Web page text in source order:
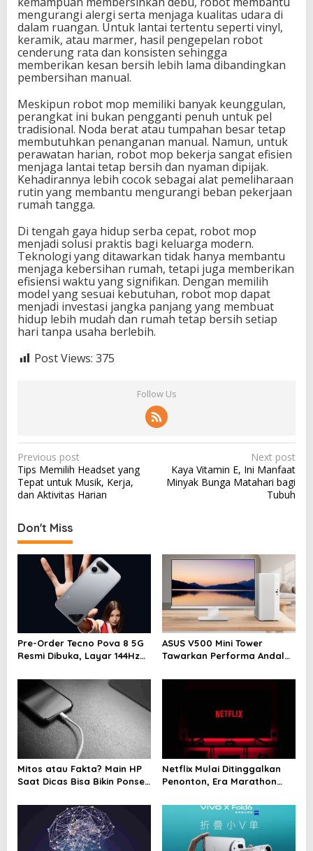
mengurangi alergi serta menjaga kualitas udara di
dalam ruangan. Untuk lantai tertentu seperti vinyl,
keramik, atau marmer, hasil pengepelan robot
cenderung rata dan konsisten sehingga
memberikan kesan bersih lebih lama dibandingkan
pembersihan manual.
Meskipun robot mop memiliki banyak keunggulan,
perangkat ini bukan pengganti penuh untuk pel
tradisional. Noda berat atau tumpahan besar tetap
membutuhkan penanganan manual. Namun, untuk
perawatan harian, robot mop bekerja sangat efisien
menjaga lantai tetap bersih dan nyaman dipijak.
Kehadirannya lebih cocok sebagai alat pemeliharaan
rutin yang membantu mengurangi beban pekerjaan
rumah tangga.
Di tengah gaya hidup serba cepat, robot mop
menjadi solusi praktis bagi keluarga modern.
Teknologi yang ditawarkan tidak hanya membantu
menjaga kebersihan rumah, tetapi juga memberikan
efisiensi waktu yang signifikan. Dengan memilih
model yang sesuai kebutuhan, robot mop dapat
menjadi investasi jangka panjang yang membuat
hidup lebih mudah dan rumah tetap bersih setiap
hari tanpa usaha berlebih.
Post Views: 375
Follow Us
P
o
s
n
a
a
t
n
Previous post
Tips Memilih Headset yang
Tepat untuk Musik, Kerja,
dan Aktivitas Harian
Next post
Kaya Vitamin E, Ini Manfaat
Minyak Bunga Matahari bagi
Tubuh
Don't Miss
Pre-Order Tecno Pova 8 5G
Resmi Dibuka, Layar 144Hz
ASUS V500 Mini Tower
Tawarkan Performa Andal
untuk Rumah Modern
Mitos atau Fakta? Main HP
Saat Dicas Bisa Bikin Ponsel
Netflix Mulai Ditinggalkan
Penonton, Era Marathon
Berakhir